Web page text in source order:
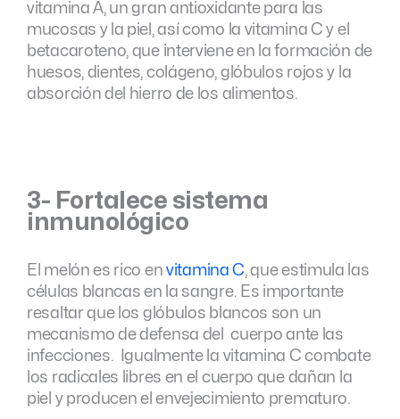
vitamina A, un gran antioxidante para las
mucosas y la piel, así como la vitamina C y el
betacaroteno, que interviene en la formación de
huesos, dientes, colágeno, glóbulos rojos y la
absorción del hierro de los alimentos.
3- Fortalece sistema
inmunológico
El melón es rico en vitamina C, que estimula las
células blancas en la sangre. Es importante
resaltar que los glóbulos blancos son un
mecanismo de defensa del cuerpo ante las
infecciones. Igualmente la vitamina C combate
los radicales libres en el cuerpo que dañan la
piel y producen el envejecimiento prematuro.